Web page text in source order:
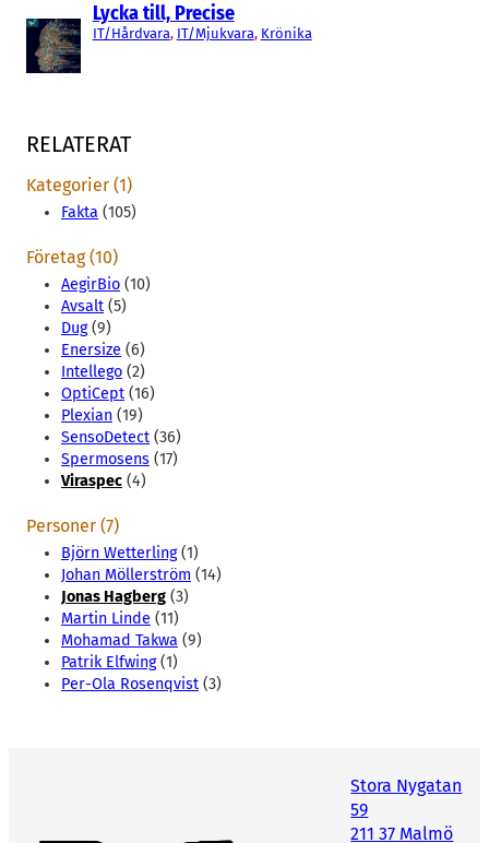
Lycka till, Precise
IT/Hårdvara, IT/Mjukvara, Krönika
RELATERAT
Kategorier (1)
Fakta (105)
Företag (10)
AegirBio (10)
Avsalt (5)
Dug(9)
Enersize (6)
Intellego (2)
OptiCept (16)
Plexian (19)
SensoDetect (36)
Spermosens (17)
Viraspec (4)
Personer (7)
Björn Wetterling(1)
Johan Möllerström (14)
Jonas Hagberg (3)
Martin Linde (11)
Mohamad Takwa (9)
Patrik Elfwing(1)
Per-Ola Rosenqvist (3)
Stora Nygatan
59
211 37 Malmö